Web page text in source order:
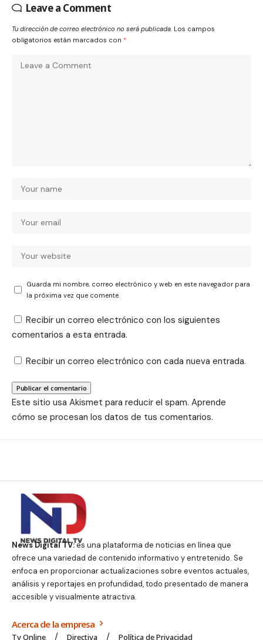
Leave a Comment
Tu dirección de correo electrónico no será publicada. Los campos
obligatorios están marcados con *
Guarda mi nombre, correo electrónico y web en este navegador para
la próxima vez que comente.
Recibir un correo electrónico con los siguientes
comentarios a esta entrada.
Recibir un correo electrónico con cada nueva entrada.
Este sitio usa Akismet para reducir el spam. Aprende
cómo se procesan los datos de tus comentarios.
News Digital TV:es una plataforma de noticias en línea que
ofrece una variedad de contenido informativo y entretenido. Se
enfoca en proporcionar actualizaciones sobre eventos actuales,
análisis y reportajes en profundidad, todo presentado de manera
accesible y visualmente atractiva.
Acerca de la empresa
Tv Online Directiva Política de Privacidad